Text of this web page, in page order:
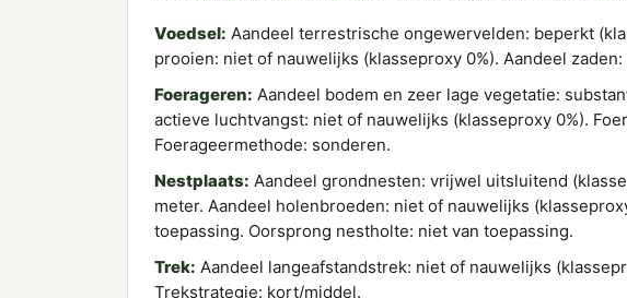
Voedsel: Aandeel terrestrische ongewervelden: beperkt
prooien: niet of nauwelijks (klasseproxy 0%). Aandeel
Foerageren: Aandeel bodem en zeer lage vegetatie:
actieve luchtvangst: niet of nauwelijks (klasseproxy 0%).
Foerageermethode: sonderen.
Nestplaats: Aandeel grondnesten: vrijwel uitsluitend
meter. Aandeel holenbroeden: niet of nauwelijks
toepassing. Oorsprong nestholte: niet van toepassing.
Trek: Aandeel langeafstandstrek: niet of nauwelijks
Trekstrategie: kort/middel.